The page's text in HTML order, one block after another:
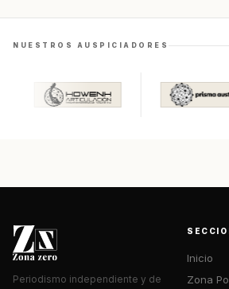
NUESTROS AUSPICIADORES
Periodismo independiente y de
Inicio
Zona